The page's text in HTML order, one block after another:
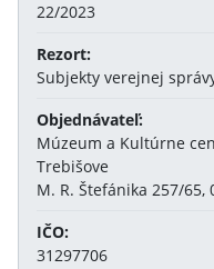
22/2023
Rezort:
Subjekty verejnej
Objednávateľ:
Múzeum a Kultúrne
Trebišove
M. R. Štefánika 257/65,
IČO:
31297706